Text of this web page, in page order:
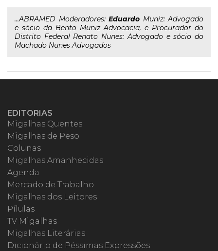
...ABRAMED Moderadores: Eduardo Muniz: Advogado
e sócio da Bento Muniz Advocacia, e Procurador do
Distrito Federal Renato Nunes: Advogado e sócio do
Machado Nunes Advogados
EDITORIAS
Migalhas Quentes
Migalhas de Peso
Colunas
Migalhas Amanhecidas
Agenda
Mercado de Trabalho
Migalhas dos Leitores
Pílulas
TV Migalhas
Migalhas Literárias
Dicionário de Péssimas Expressões